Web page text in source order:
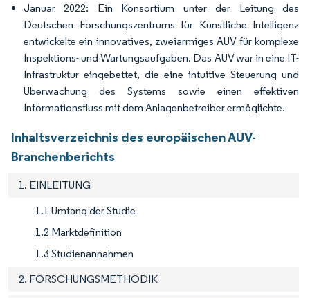
Januar 2022: Ein Konsortium unter der Leitung des
Deutschen Forschungszentrums für Künstliche Intelligenz
entwickelte ein innovatives, zweiarmiges AUV für komplexe
Inspektions- und Wartungsaufgaben. Das AUV war in eine IT-
Infrastruktur eingebettet, die eine intuitive Steuerung und
Überwachung des Systems sowie einen effektiven
Informationsfluss mit dem Anlagenbetreiber ermöglichte.
Inhaltsverzeichnis des europäischen AUV-
Branchenberichts
1. EINLEITUNG
1.1 Umfang der Studie
1.2 Marktdefinition
1.3 Studienannahmen
2. FORSCHUNGSMETHODIK